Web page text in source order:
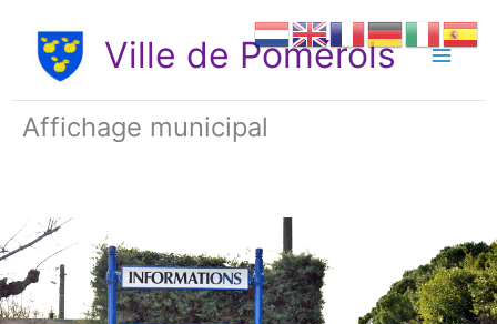
contenu
Ville de Pomérols
Affichage municipal